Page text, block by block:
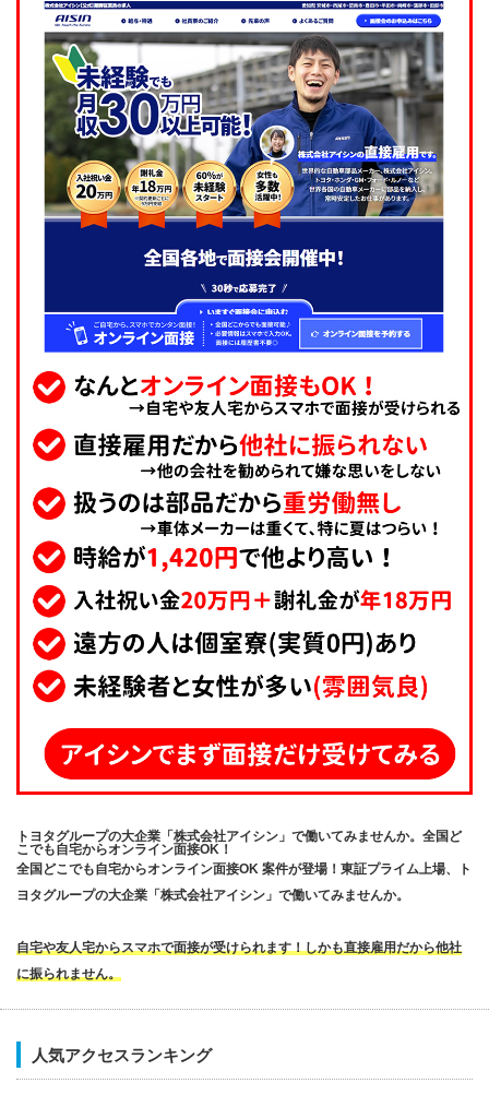
トヨタグループの大企業「株式会社アイシン」で働いてみませんか。全国ど
こでも自宅からオンライン面接OK！
全国どこでも自宅からオンライン面接OK 案件が登場！東証プライム上場、ト
ヨタグループの大企業「株式会社アイシン」で働いてみませんか。
自宅や友人宅からスマホで面接が受けられます！しかも直接雇用だから他社
に振られません。
人気アクセスランキング